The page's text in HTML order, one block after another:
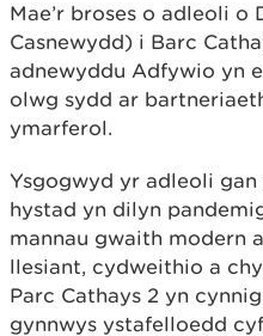
Mae’r broses o adleoli o
Casnewydd) i Barc
adnewyddu Adfywio yn
olwg sydd ar
ymarferol.
Ysgogwyd yr adleoli
hystad yn dilyn
mannau gwaith modern
llesiant, cydweithio a
Parc Cathays 2 yn
gynnwys ystafelloedd